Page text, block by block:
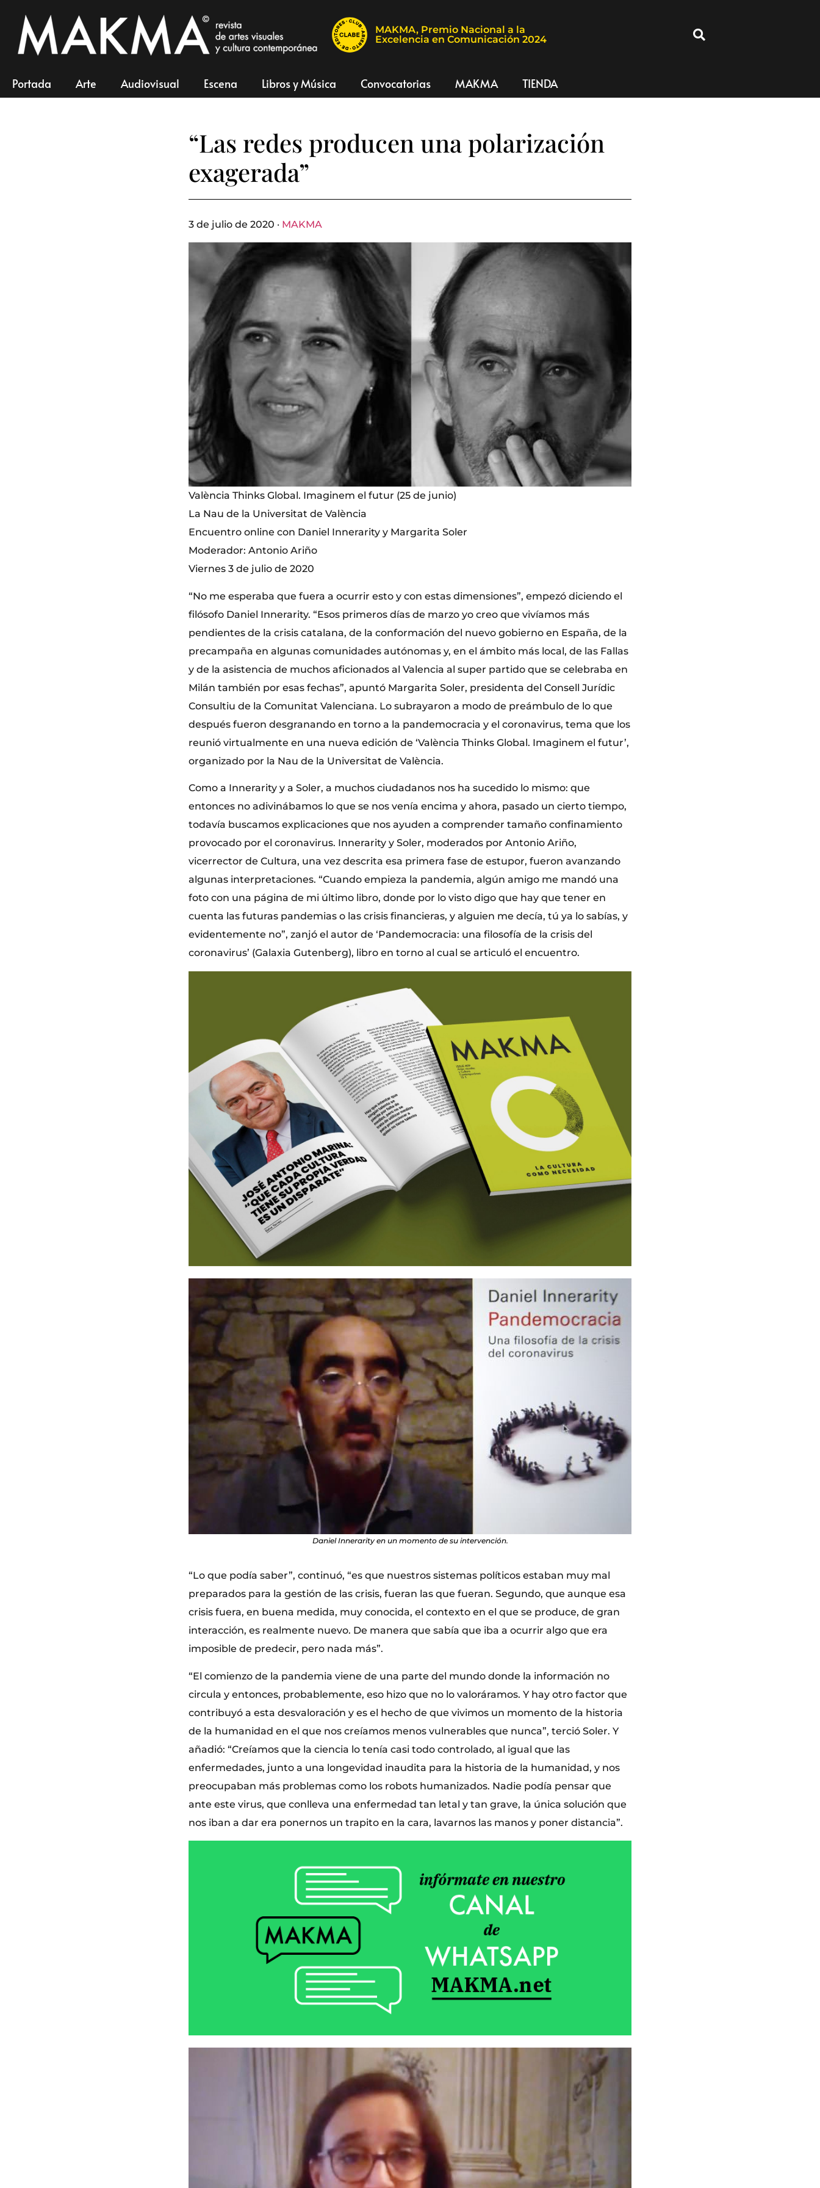
MAKMA, Premio Nacional a la
Excelencia en Comunicación 2024
Portada Arte Audiovisual Escena Libros y Música Convocatorias MAKMA TIENDA
“Las redes producen una polarización
exagerada”
3 de julio de 2020 · MAKMA
València Thinks Global. Imaginem el futur (25 de junio)
La Nau de la Universitat de València
Encuentro online con Daniel Innerarity y Margarita Soler
Moderador: Antonio Ariño
Viernes 3 de julio de 2020
“No me esperaba que fuera a ocurrir esto y con estas dimensiones”, empezó diciendo el
filósofo Daniel Innerarity. “Esos primeros días de marzo yo creo que vivíamos más
pendientes de la crisis catalana, de la conformación del nuevo gobierno en España, de la
precampaña en algunas comunidades autónomas y, en el ámbito más local, de las Fallas
y de la asistencia de muchos aficionados al Valencia al super partido que se celebraba en
Milán también por esas fechas”, apuntó Margarita Soler, presidenta del Consell Jurídic
Consultiu de la Comunitat Valenciana. Lo subrayaron a modo de preámbulo de lo que
después fueron desgranando en torno a la pandemocracia y el coronavirus, tema que los
reunió virtualmente en una nueva edición de ‘València Thinks Global. Imaginem el futur’,
organizado por la Nau de la Universitat de València.
Como a Innerarity y a Soler, a muchos ciudadanos nos ha sucedido lo mismo: que
entonces no adivinábamos lo que se nos venía encima y ahora, pasado un cierto tiempo,
todavía buscamos explicaciones que nos ayuden a comprender tamaño confinamiento
provocado por el coronavirus. Innerarity y Soler, moderados por Antonio Ariño,
vicerrector de Cultura, una vez descrita esa primera fase de estupor, fueron avanzando
algunas interpretaciones. “Cuando empieza la pandemia, algún amigo me mandó una
foto con una página de mi último libro, donde por lo visto digo que hay que tener en
cuenta las futuras pandemias o las crisis financieras, y alguien me decía, tú ya lo sabías, y
evidentemente no”, zanjó el autor de ‘Pandemocracia: una filosofía de la crisis del
coronavirus’ (Galaxia Gutenberg), libro en torno al cual se articuló el encuentro.
Daniel Innerarity en un momento de su intervención.
“Lo que podía saber”, continuó, “es que nuestros sistemas políticos estaban muy mal
preparados para la gestión de las crisis, fueran las que fueran. Segundo, que aunque esa
crisis fuera, en buena medida, muy conocida, el contexto en el que se produce, de gran
interacción, es realmente nuevo. De manera que sabía que iba a ocurrir algo que era
imposible de predecir, pero nada más”.
“El comienzo de la pandemia viene de una parte del mundo donde la información no
circula y entonces, probablemente, eso hizo que no lo valoráramos. Y hay otro factor que
contribuyó a esta desvaloración y es el hecho de que vivimos un momento de la historia
de la humanidad en el que nos creíamos menos vulnerables que nunca”, terció Soler. Y
añadió: “Creíamos que la ciencia lo tenía casi todo controlado, al igual que las
enfermedades, junto a una longevidad inaudita para la historia de la humanidad, y nos
preocupaban más problemas como los robots humanizados. Nadie podía pensar que
ante este virus, que conlleva una enfermedad tan letal y tan grave, la única solución que
nos iban a dar era ponernos un trapito en la cara, lavarnos las manos y poner distancia”.